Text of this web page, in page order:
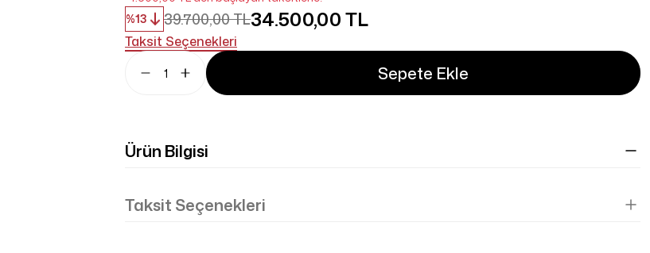
%13
39.700,00 TL34.500,00 TL
Taksit Seçenekleri
Sepete Ekle
Ürün Bilgisi
Taksit Seçenekleri